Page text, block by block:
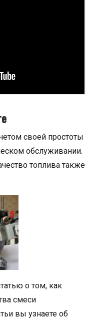
своей простоты
обслуживании.
топлива также
о том, как
смеси
вы узнаете об